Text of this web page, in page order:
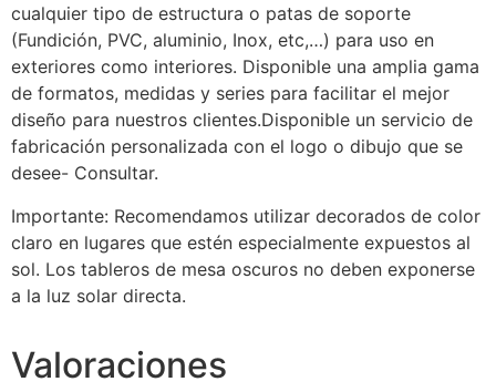
cualquier tipo de estructura o patas de soporte
(Fundición, PVC, aluminio, Inox, etc,…) para uso en
exteriores como interiores. Disponible una amplia gama
de formatos, medidas y series para facilitar el mejor
diseño para nuestros clientes.Disponible un servicio de
fabricación personalizada con el logo o dibujo que se
desee- Consultar.
Importante: Recomendamos utilizar decorados de color
claro en lugares que estén especialmente expuestos al
sol. Los tableros de mesa oscuros no deben exponerse
a la luz solar directa.
Valoraciones